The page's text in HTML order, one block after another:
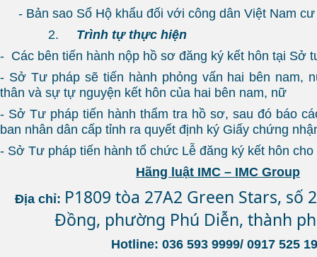
- Bản sao Sổ Hộ khẩu đối với công dân Việt Nam
2. Trình tự thực hiện
- Các bên tiến hành nộp hồ sơ đăng ký kết hôn tại Sở
- Sở Tư pháp sẽ tiến hành phỏng vấn hai bên nam,
thân và sự tự nguyện kết hôn của hai bên nam, nữ
- Sở Tư pháp tiến hành thẩm tra hồ sơ, sau đó báo
ban nhân dân cấp tỉnh ra quyết định ký Giấy chứng
- Sở Tư pháp tiến hành tổ chức Lễ đăng ký kết hôn
Hãng luật IMC – IMC Group
Địa chỉ: P1809 tòa 27A2 Green Stars, số
Đồng, phường Phú Diễn, thành
Hotline: 036 593 9999/ 0917 525